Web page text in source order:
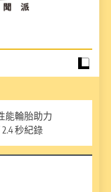
能輪胎助力
2.4 秒紀錄